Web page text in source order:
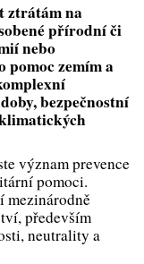
ztrátám na
přírodní či
nebo
zemím a
bezpečnostní
význam prevence
pomoci.
mezinárodně
především
neutrality a